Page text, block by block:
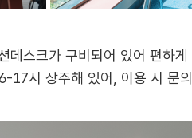
스크가 구비되어 있어 편하게
시 상주해 있어, 이용 시 문